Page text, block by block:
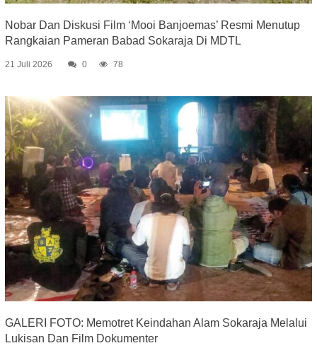
Nobar Dan Diskusi Film ‘Mooi Banjoemas’ Resmi Menutup
Rangkaian Pameran Babad Sokaraja Di MDTL
21 Juli 2026 0 78
GALERI FOTO: Memotret Keindahan Alam Sokaraja Melalui
Lukisan Dan Film Dokumenter